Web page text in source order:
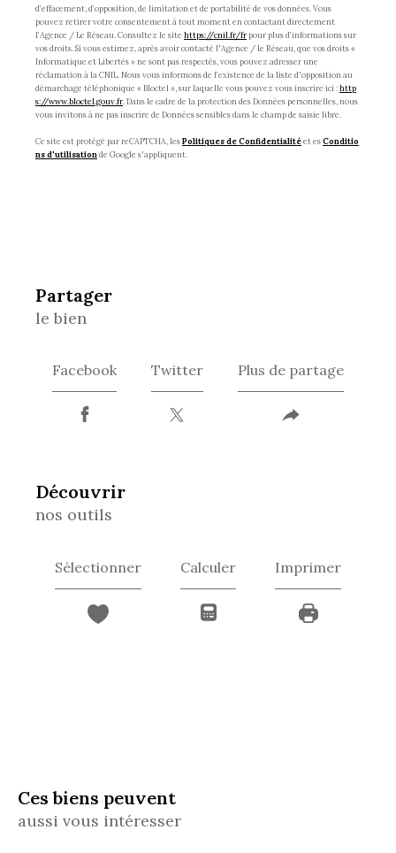
d’effacement, d’opposition, de limitation et de portabilité de vos données. Vous
pouvez retirer votre consentement à tout moment en contactant directement
l’Agence / Le Réseau. Consultez le site https://cnil.fr/frpour plus d’informations sur
vos droits. Si vous estimez, après avoir contacté l'Agence / le Réseau, que vos droits «
Informatique et Libertés » ne sont pas respectés, vous pouvez adresser une
réclamation à la CNIL. Nous vous informons de l’existence de la liste d'opposition au
démarchage téléphonique « Bloctel », sur laquelle vous pouvez vous inscrire ici :http
s://www.bloctel.gouv.fr . Dans le cadre de la protection des Données personnelles, nous
vous invitons à ne pas inscrire de Données sensibles dans le champ de saisie libre.
Ce site est protégé par reCAPTCHA, lesPolitiques de Confidentialitéet esConditio
ns d'utilisation de Google s'appliquent.
partager
le bien
Facebook Twitter Plus de partage
découvrir
nos outils
Sélectionner Calculer Imprimer
Ces biens peuvent
aussi vous intéresser